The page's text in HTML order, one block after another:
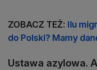
ZOBACZ TEŻ: Ilu
do Polski? Mamy
Ustawa azylowa.